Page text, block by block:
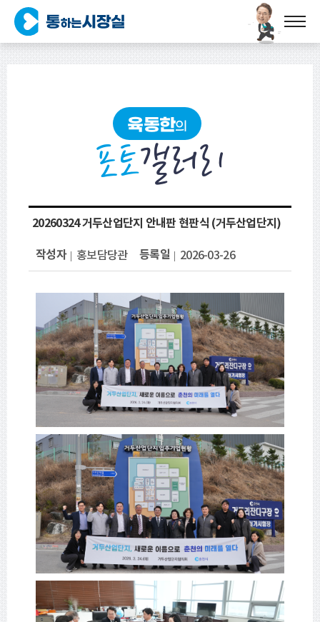
육동한의
포토갤러리
20260324 거두산업단지 안내판 현판식 (거두산업단지)
작성자 홍보담당관 등록일 2026-03-26